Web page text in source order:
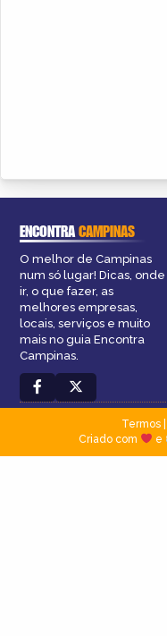
ENCONTRACAMPINAS
O melhor de Campinas
num só lugar! Dicas, onde
ir, o que fazer, as
melhores empresas,
locais, serviços e muito
mais no guia Encontra
Campinas.
Termos|
Criado com
e